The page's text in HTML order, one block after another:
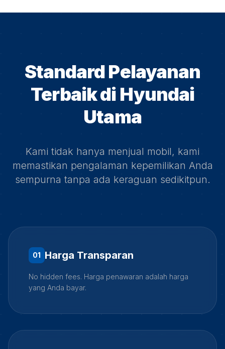
Standard Pelayanan
Terbaik di Hyundai
Utama
Kami tidak hanya menjual mobil, kami
memastikan pengalaman kepemilikan Anda
sempurna tanpa ada keraguan sedikitpun.
01 Harga Transparan
No hidden fees. Harga penawaran adalah harga
yang Anda bayar.